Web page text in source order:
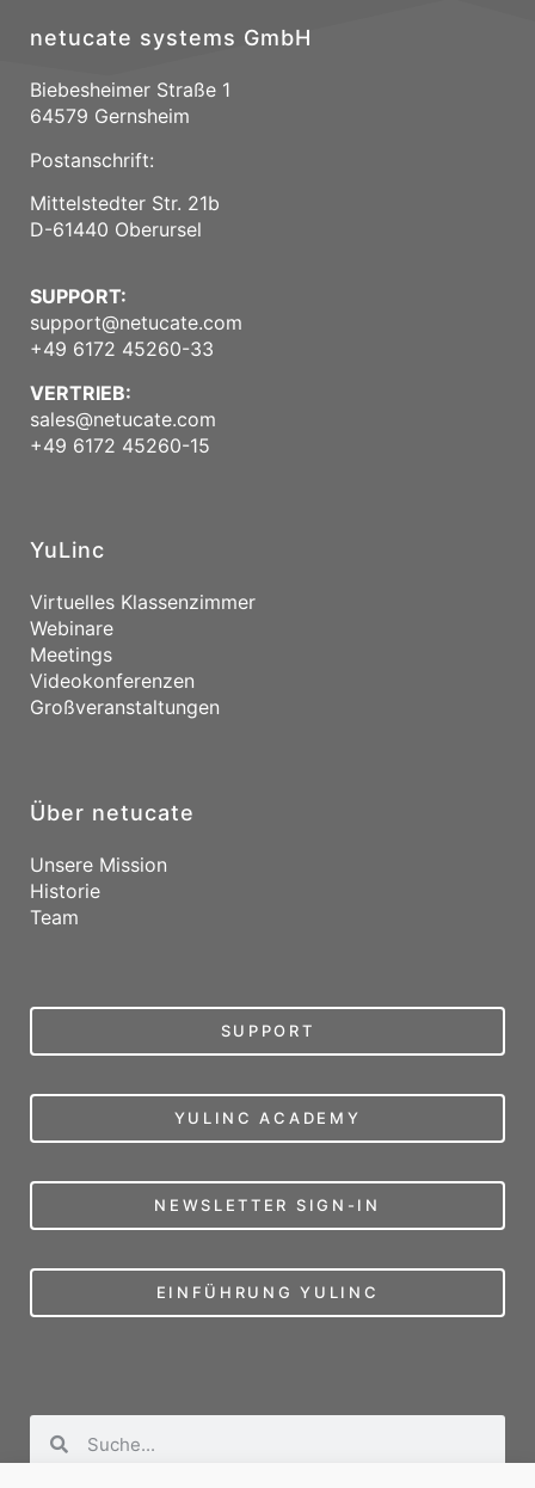
netucate systems GmbH
Biebesheimer Straße 1
64579 Gernsheim
Postanschrift:
Mittelstedter Str. 21b
D-61440 Oberursel
SUPPORT:
support@netucate.com
+49 6172 45260-33
VERTRIEB:
sales@netucate.com
+49 6172 45260-15
YuLinc
Virtuelles Klassenzimmer
Webinare
Meetings
Videokonferenzen
Großveranstaltungen
Über netucate
Unsere Mission
Historie
Team
SUPPORT
YULINC ACADEMY
NEWSLETTER SIGN-IN
EINFÜHRUNG YULINC